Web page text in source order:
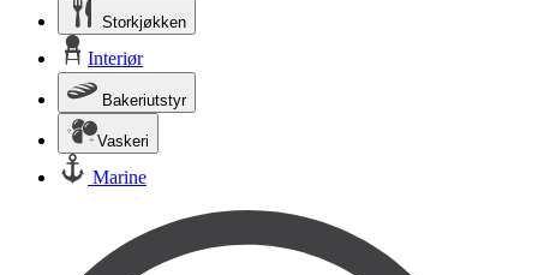
Storkjøkken
Interiør
Bakeriutstyr
Vaskeri
Marine